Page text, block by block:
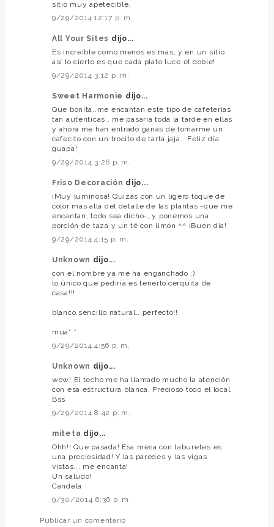
sitio muy apetecible.
9/29/2014 12:17 p. m.
All Your Sites dijo...
Es increíble como menos es mas, y en un sitio
así lo cierto es que cada plato luce el doble!
9/29/2014 3:12 p. m.
Sweet Harmonie dijo...
Que bonita..me encantan este tipo de cafeterías
tan auténticas.. me pasaría toda la tarde en ellas
y ahora me han entrado ganas de tomarme un
cafecito con un trocito de tarta jaja.. Feliz día
guapa!
9/29/2014 3:26 p. m.
Friso Decoración dijo...
¡Muy luminosa! Quizás con un ligero toque de
color más allá del detalle de las plantas -que me
encantan, todo sea dicho-, y ponemos una
porción de taza y un té con limón ^^ ¡Buen día!
9/29/2014 4:15 p. m.
Unknown dijo...
con el nombre ya me ha enganchado ;)
lo único que pediría es tenerlo cerquita de
casa!!!
blanco.sencillo.natural...perfecto!!
mua* *
9/29/2014 4:56 p. m.
Unknown dijo...
wow! El techo me ha llamado mucho la atención
con esa estructura blanca. Precioso todo el local.
Bss
9/29/2014 8:42 p. m.
miteta dijo...
Ohh!! Que pasada! Esa mesa con taburetes es
una preciosidad! Y las paredes y las vigas
vistas... me encanta!
Un saludo!
Candela
9/30/2014 6:36 p. m.
Publicar un comentario